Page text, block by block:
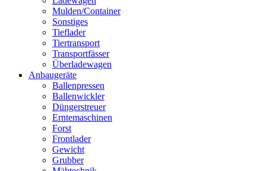
Mulden/Container
Sonstiges
Tieflader
Tiertransport
Transportfässer
Überladewagen
Anbaugeräte
Ballenpressen
Ballenwickler
Düngerstreuer
Erntemaschinen
Forst
Frontlader
Gewicht
Grubber